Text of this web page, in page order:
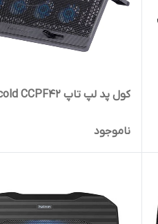
کول پد لپ تاپ Coolcold CCPF42
ناموجود